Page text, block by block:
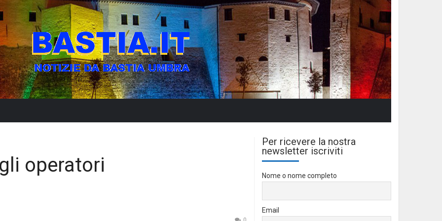
operatori
Per ricevere la nostra
newsletter iscriviti
Nome o nome completo
Email